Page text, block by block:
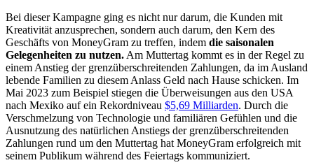
Bei dieser Kampagne ging es nicht nur darum, die Kunden mit
Kreativität anzusprechen, sondern auch darum, den Kern des
Geschäfts von MoneyGram zu treffen, indem die saisonalen
Gelegenheiten zu nutzen. Am Muttertag kommt es in der Regel zu
einem Anstieg der grenzüberschreitenden Zahlungen, da im Ausland
lebende Familien zu diesem Anlass Geld nach Hause schicken. Im
Mai 2023 zum Beispiel stiegen die Überweisungen aus den USA
nach Mexiko auf ein Rekordniveau $5,69 Milliarden. Durch die
Verschmelzung von Technologie und familiären Gefühlen und die
Ausnutzung des natürlichen Anstiegs der grenzüberschreitenden
Zahlungen rund um den Muttertag hat MoneyGram erfolgreich mit
seinem Publikum während des Feiertags kommuniziert.